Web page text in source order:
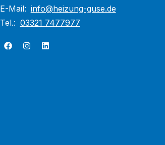
E-Mail: info@heizung-guse.de
Tel.: 03321 7477977